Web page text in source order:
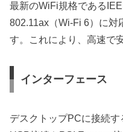
最新のWiFi規格である
802.11ax（Wi-Fi 6）に対
す。これにより、高速で
インターフェース
デスクトップPCに接続